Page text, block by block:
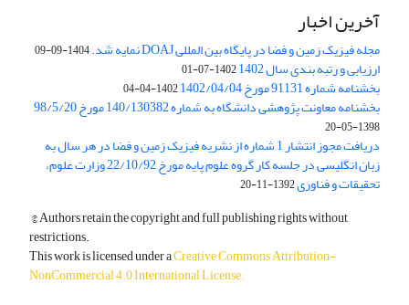
آخرین اخبار
مجله فیزیک زمین و فضا در پایگاه بین المللی DOAJ نمایه شد. 1404-09-09
ارزیابی و رتبه بندی سال 1402 1402-07-01
بخشنامه شماره 91131 مورخ 1402/04/04 1402-04-04
بخشنامه معاونت پژوهشی دانشگاه به شماره 140/130382 مورخ 98/5/20
1398-05-20
دریافت مجوز انتشار 1 شماره از نشریه فیزیک زمین و فضا در هر سال به
زبان انگلیسی در جلسه کار گروه علوم پایه مورخ 22/10/92 وزارت علوم،
تحقیقات و فناوری1392-11-20
© Authors retain the copyright and full publishing rights without
restrictions.
This work is licensed under aCreative Commons Attribution-
NonCommercial 4.0 International License.